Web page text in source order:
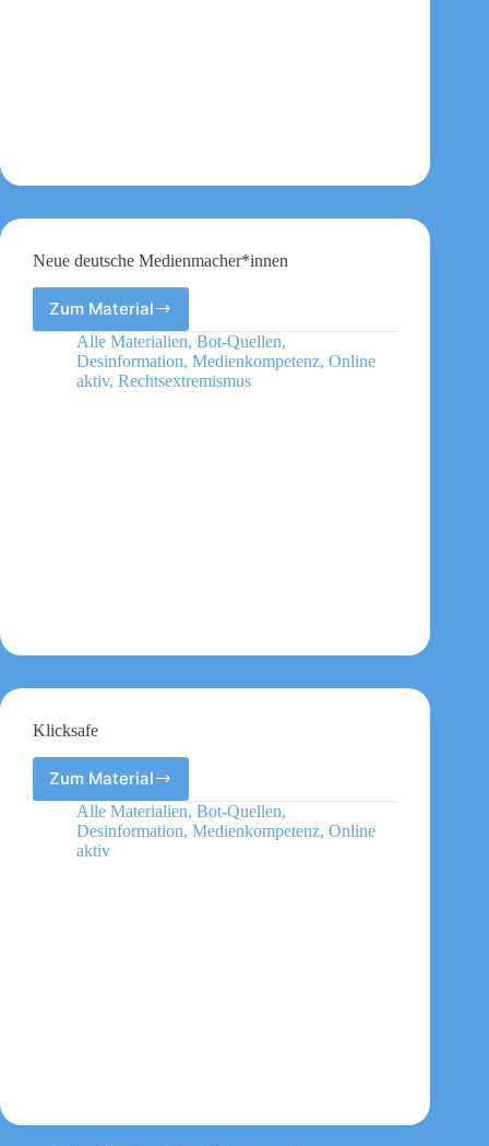
Neue deutsche Medienmacher*innen
Zum Material
Neue
deutsche
Medienmacher*innen
Alle Materialien, Bot-Quellen,
Desinformation, Medienkompetenz, Online
aktiv, Rechtsextremismus
Klicksafe
Zum Material
Klicksafe
Alle Materialien, Bot-Quellen,
Desinformation, Medienkompetenz, Online
aktiv